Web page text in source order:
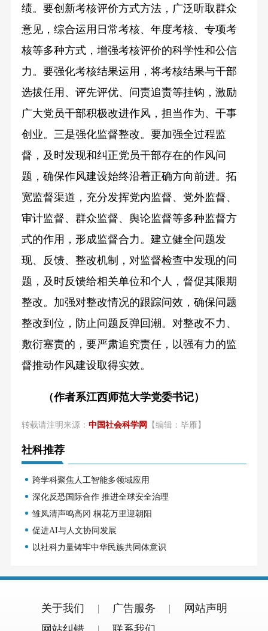
绩。要创新考核评价方式方法，广泛听取群众
意见，综合运用日常考核、年度考核、专项考
核等多种方式，增强考核评价的科学性和公信
力。要强化考核结果运用，将考核结果与干部
选拔任用、评先评优、问责追责等挂钩，激励
广大党员干部积极改进作风，担当作为、干事
创业。三是强化监督整改。要加强全过程监
督，及时发现和纠正党员干部存在的作风问
题，确保作风建设始终沿着正确方向前进。拓
宽监督渠道，充分发挥党内监督、党外监督、
审计监督、群众监督、舆论监督等多种监督方
式的作用，形成监督合力。建立健全问题发
现、反馈、整改机制，对监督检查中发现的问
题，及时反馈给相关单位和个人，督促其限期
整改。加强对整改情况的跟踪问效，确保问题
整改到位，防止问题反弹回潮。对整改不力、
敷衍塞责的，要严肃追究责任，以强有力的监
督推动作风建设取得实效。
（作者系江西师范大学党委书记）
转载请注明来源： 中国社会科学网 【编辑：毕雁】
社科推荐
跨学科聚焦人工智能多领域应用
深化反恐国际合作 推进全球安全治理
雏凤清声鸣高冈 桐花万里迎朝阳
促进AI与人文协同发展
以社科力量铸牢中华民族共同体意识
关于我们 广告服务
网站声明